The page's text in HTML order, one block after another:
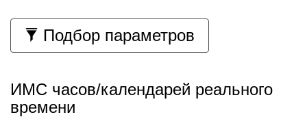
Подбор параметров
ИМС часов/календарей реального
времени